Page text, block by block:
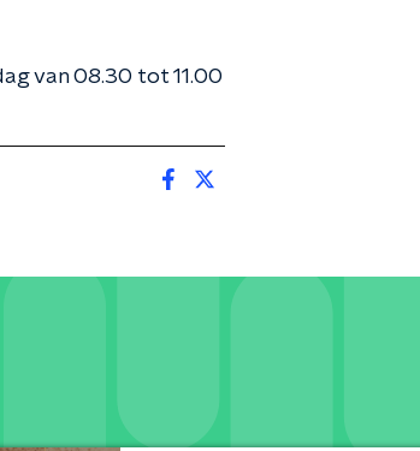
van 08.30 tot 11.00